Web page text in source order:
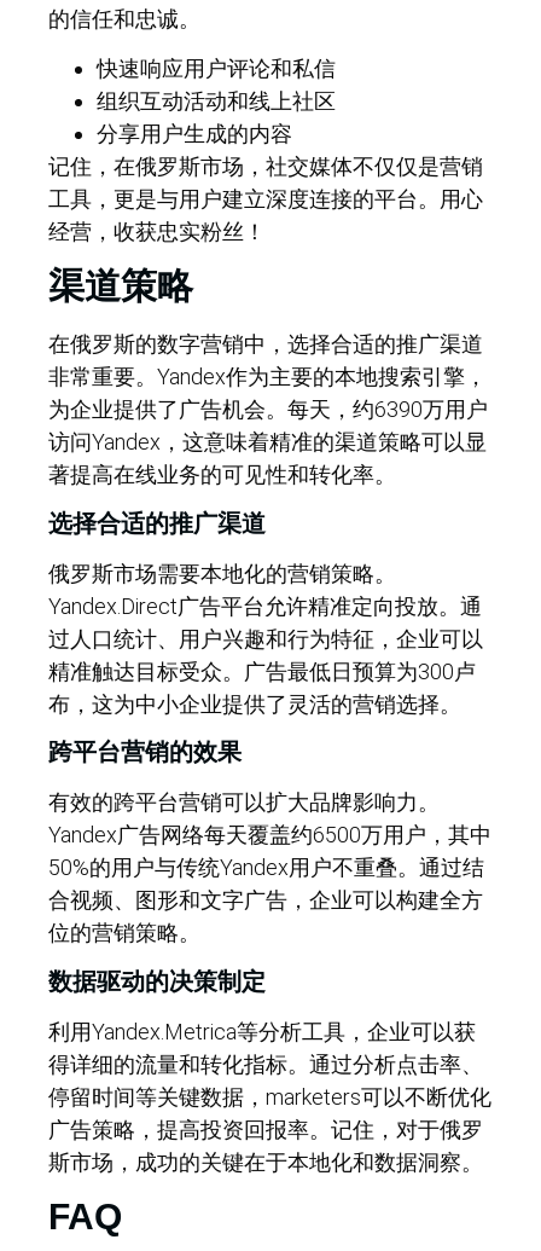
的信任和忠诚。
快速响应用户评论和私信
组织互动活动和线上社区
分享用户生成的内容
记住，在俄罗斯市场，社交媒体不仅仅是营销
工具，更是与用户建立深度连接的平台。用心
经营，收获忠实粉丝！
渠道策略
在俄罗斯的数字营销中，选择合适的推广渠道
非常重要。Yandex作为主要的本地搜索引擎，
为企业提供了广告机会。每天，约6390万用户
访问Yandex，这意味着精准的渠道策略可以显
著提高在线业务的可见性和转化率。
选择合适的推广渠道
俄罗斯市场需要本地化的营销策略。
Yandex.Direct广告平台允许精准定向投放。通
过人口统计、用户兴趣和行为特征，企业可以
精准触达目标受众。广告最低日预算为300卢
布，这为中小企业提供了灵活的营销选择。
跨平台营销的效果
有效的跨平台营销可以扩大品牌影响力。
Yandex广告网络每天覆盖约6500万用户，其中
50%的用户与传统Yandex用户不重叠。通过结
合视频、图形和文字广告，企业可以构建全方
位的营销策略。
数据驱动的决策制定
利用Yandex.Metrica等分析工具，企业可以获
得详细的流量和转化指标。通过分析点击率、
停留时间等关键数据，marketers可以不断优化
广告策略，提高投资回报率。记住，对于俄罗
斯市场，成功的关键在于本地化和数据洞察。
FAQ